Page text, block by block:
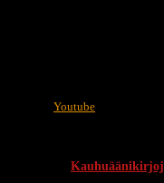
Youtube